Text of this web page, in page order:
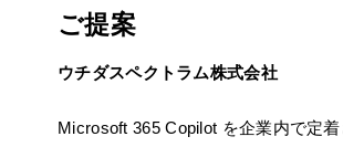
ご提案
ウチダスペクトラム株式会社
Microsoft 365 Copilot を企業内で定